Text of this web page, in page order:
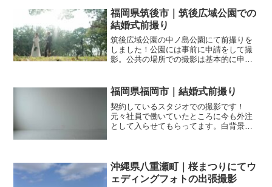
撮りのご依頼をいただきました！すごく
良い・・・木漏れ日とお二...
福岡県筑後市｜筑後広域公園での
結婚式前撮り
筑後広域公園の中ノ島公園にて前撮りを
しました！公園には事前に申請をして撮
影。公共の場所での撮影は基本的に申請
く合うドレス。しっとりした感じも。自
分の前撮りはあまりかっち...
福岡県福岡市｜結婚式前撮り
契約しているスタジオでの撮影です！
元々社員で働いていたところに今も外注
として入らせてもらってます。白背景っ
ります！！出張撮影、カメラ...
沖縄県八重瀬町｜桜まつりにてウ
ェディングフォトの出張撮影